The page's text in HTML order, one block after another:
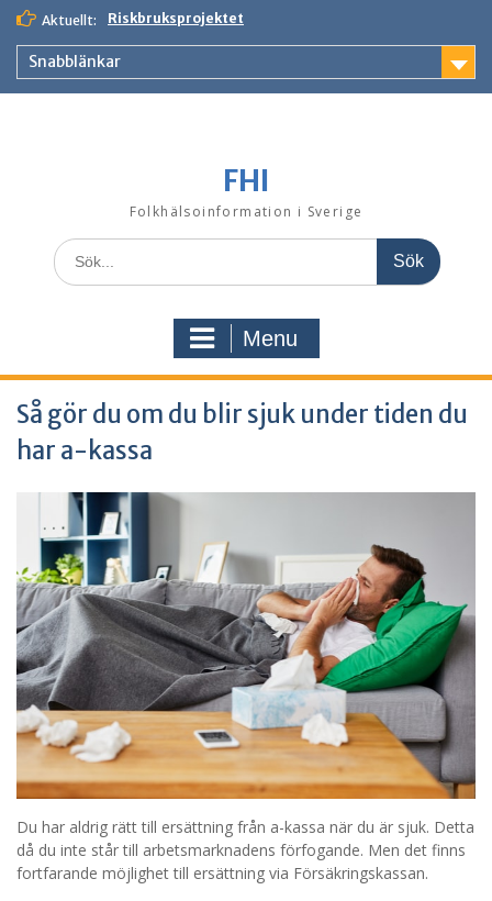
Skip
content
Aktuellt: Riskbruksprojektet
Snabblänkar
FHI
Folkhälsoinformation i Sverige
Search
for:
Menu
Så gör du om du blir sjuk under tiden du
har a-kassa
Du har aldrig rätt till ersättning från a-kassa när du är sjuk. Detta
då du inte står till arbetsmarknadens förfogande. Men det finns
fortfarande möjlighet till ersättning via Försäkringskassan.